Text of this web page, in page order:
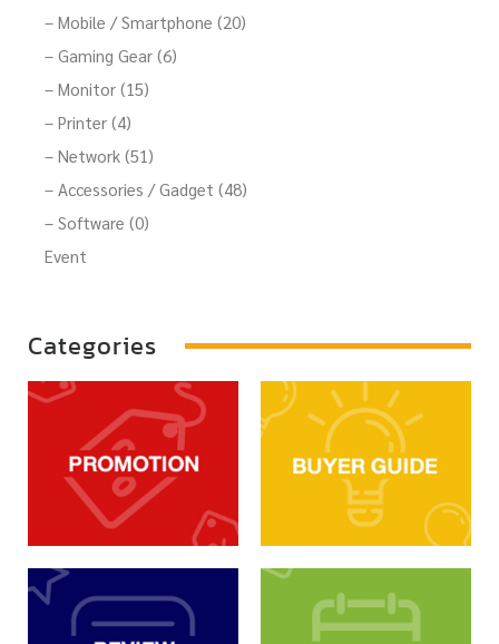
– Mobile / Smartphone (20)
– Gaming Gear (6)
– Monitor (15)
– Printer (4)
– Network (51)
– Accessories / Gadget (48)
– Software (0)
Event
Categories